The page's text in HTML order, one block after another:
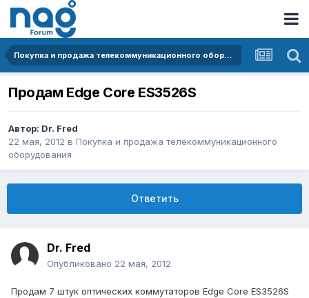
Покупка и продажа телекоммуникационного оборудования
Продам Edge Core ES3526S
Автор: Dr. Fred
22 мая, 2012 в Покупка и продажа телекоммуникационного
оборудования
Ответить
Dr. Fred
Опубликовано 22 мая, 2012
Продам 7 штук оптических коммутаторов Edge Core ES3526S